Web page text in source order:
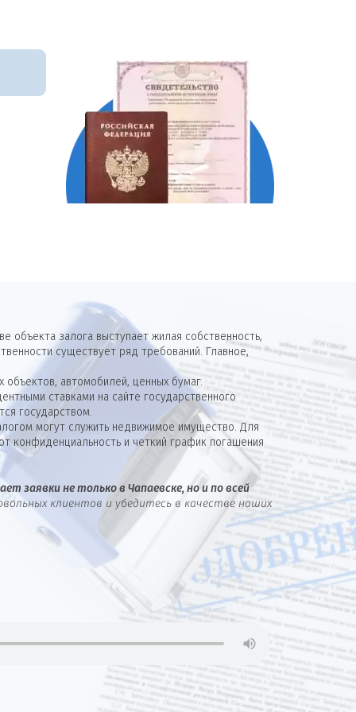
залога выступает жилая собственность,
существует ряд требований. Главное,
автомобилей, ценных бумаг.
ставками на сайте государственного
государством.
могут служить недвижимое имущество. Для
конфиденциальность и четкий график погашения
заявки не только в Чапаевске, но и по всей
клиентов и убедитесь в качестве наших